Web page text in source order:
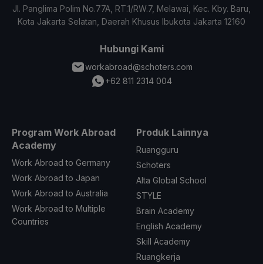
Jl. Panglima Polim No.77A, RT.1/RW.7, Melawai, Kec. Kby. Baru,
Kota Jakarta Selatan, Daerah Khusus Ibukota Jakarta 12160
Hubungi Kami
workabroad@schoters.com
+62 811 2314 004
Program Work Abroad
Academy
Work Abroad to Germany
Work Abroad to Japan
Work Abroad to Australia
Work Abroad to Multiple
Countries
Produk Lainnya
Ruangguru
Schoters
Alta Global School
STYLE
Brain Academy
English Academy
Skill Academy
Ruangkerja